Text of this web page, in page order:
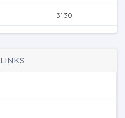
3130
LINKS